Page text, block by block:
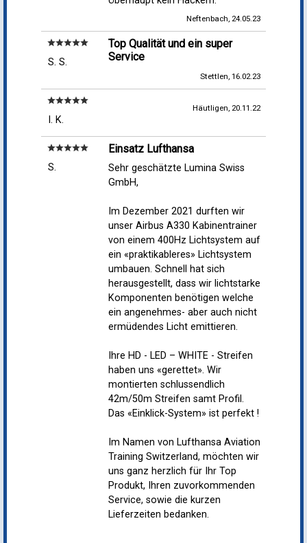
Neftenbach, 24.05.23
starstarstarstarstar
S. S.
Top Qualität und ein super
Service
Stettlen, 16.02.23
starstarstarstarstar
I. K.
Häutligen, 20.11.22
starstarstarstarstar
S.
Einsatz Lufthansa
Sehr geschätzte Lumina Swiss
GmbH,
Im Dezember 2021 durften wir
unser Airbus A330 Kabinentrainer
von einem 400Hz Lichtsystem auf
ein «praktikableres» Lichtsystem
umbauen. Schnell hat sich
herausgestellt, dass wir lichtstarke
Komponenten benötigen welche
ein angenehmes- aber auch nicht
ermüdendes Licht emittieren.
Ihre HD - LED – WHITE - Streifen
haben uns «gerettet». Wir
montierten schlussendlich
42m/50m Streifen samt Profil.
Das «Einklick-System» ist perfekt !
Im Namen von Lufthansa Aviation
Training Switzerland, möchten wir
uns ganz herzlich für Ihr Top
Produkt, Ihren zuvorkommenden
Service, sowie die kurzen
Lieferzeiten bedanken.